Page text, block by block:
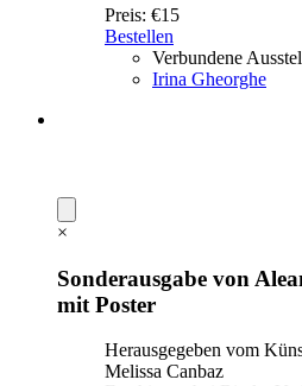
Preis: €15
Bestellen
Verbundene
Irina Gheorghe
×
Sonderausgabe von
mit Poster
Herausgegeben vom
Melissa Canbaz